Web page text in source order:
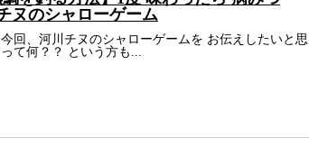
ヌのシャローゲーム
回、河川チヌのシャローゲームを お伝えしたいと思
て何？？ という方も...